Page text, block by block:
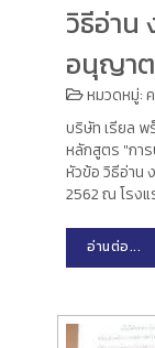
วิธีอ่า
อนุญาต
หมวดหมู่:
บริษัท เรียล พ
หลักสูตร "กา
หัวข้อ วิธีอ่าน
2562 ณ โรงแ
อ่านต่อ...